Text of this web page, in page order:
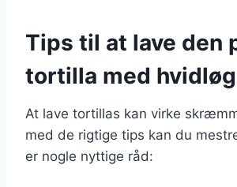
Tips til at lave den
tortilla med hvidløg
At lave tortillas kan virke
med de rigtige tips kan du
er nogle nyttige råd: